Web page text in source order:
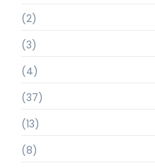
(2)
(3)
(4)
(37)
(13)
(8)